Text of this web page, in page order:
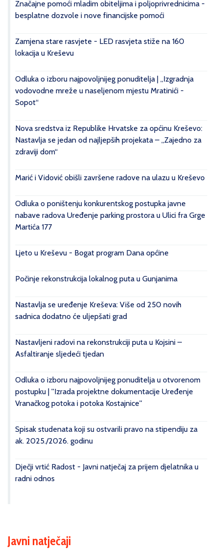
Značajne pomoći mladim obiteljima i poljoprivrednicima -
besplatne dozvole i nove financijske pomoći
Zamjena stare rasvjete - LED rasvjeta stiže na 160
lokacija u Kreševu
Odluka o izboru najpovoljnijeg ponuditelja | „Izgradnja
vodovodne mreže u naseljenom mjestu Mratinići -
Sopot“
Nova sredstva iz Republike Hrvatske za općinu Kreševo:
Nastavlja se jedan od najljepših projekata – „Zajedno za
zdraviji dom“
Marić i Vidović obišli završene radove na ulazu u Kreševo
Odluka o poništenju konkurentskog postupka javne
nabave radova Uređenje parking prostora u Ulici fra Grge
Martića 177
Ljeto u Kreševu - Bogat program Dana općine
Počinje rekonstrukcija lokalnog puta u Gunjanima
Nastavlja se uređenje Kreševa: Više od 250 novih
sadnica dodatno će uljepšati grad
Nastavljeni radovi na rekonstrukciji puta u Kojsini –
Asfaltiranje sljedeći tjedan
Odluka o izboru najpovoljnijeg ponuditelja u otvorenom
postupku | ''Izrada projektne dokumentacije Uređenje
Vranačkog potoka i potoka Kostajnice''
Spisak studenata koji su ostvarili pravo na stipendiju za
ak. 2025./2026. godinu
Dječji vrtić Radost - Javni natječaj za prijem djelatnika u
radni odnos
Javni natječaji